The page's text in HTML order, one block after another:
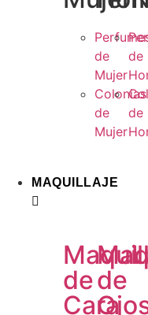
de
Mujer
Colonias
de
Mujer
de
de
MAQUILLAJE
de
Cara
de